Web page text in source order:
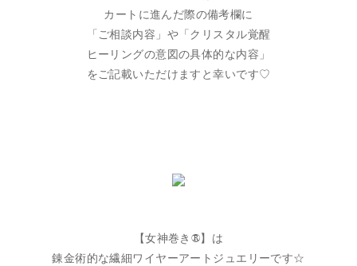
カートに進んだ際の備考欄に
「ご相談内容」や「クリスタル覚醒
ヒーリングの意図の具体的な内容」
をご記載いただけますと幸いです♡
【女神巻き®】は
錬金術的な繊細ワイヤーアートジュエリーです☆